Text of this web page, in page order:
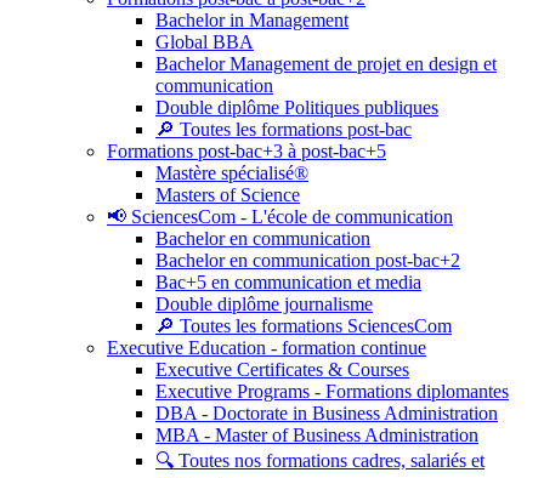
Bachelor in Management
Global BBA
Bachelor Management de projet en design et
communication
Double diplôme Politiques publiques
🔎 Toutes les formations post-bac
Formations post-bac+3 à post-bac+5
Mastère spécialisé®
Masters of Science
📢 SciencesCom - L'école de communication
Bachelor en communication
Bachelor en communication post-bac+2
Bac+5 en communication et media
Double diplôme journalisme
🔎 Toutes les formations SciencesCom
Executive Education - formation continue
Executive Certificates & Courses
Executive Programs - Formations diplomantes
DBA - Doctorate in Business Administration
MBA - Master of Business Administration
🔍 Toutes nos formations cadres, salariés et